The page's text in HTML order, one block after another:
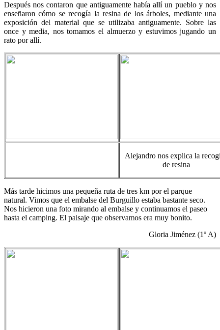
Después nos contaron que antiguamente había allí un pueblo y nos
enseñaron cómo se recogía la resina de los árboles, mediante una
exposición del material que se utilizaba antiguamente. Sobre las
once y media, nos tomamos el almuerzo y estuvimos jugando un
rato por allí.
Alejandro nos explica la
de resina
Más tarde hicimos una pequeña ruta de tres km por el parque
natural. Vimos que el embalse del Burguillo estaba bastante seco.
Nos hicieron una foto mirando al embalse y continuamos el paseo
hasta el camping. El paisaje que observamos era muy bonito.
Gloria Jiménez (1º A)